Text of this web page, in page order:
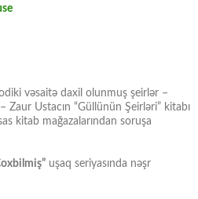
vəsaitə daxil olunmuş şeirlər –
Zaur Ustacın “Güllünün Şeirləri” kitabı
kitab mağazalarından soruşa
uşaq seriyasında nəşr